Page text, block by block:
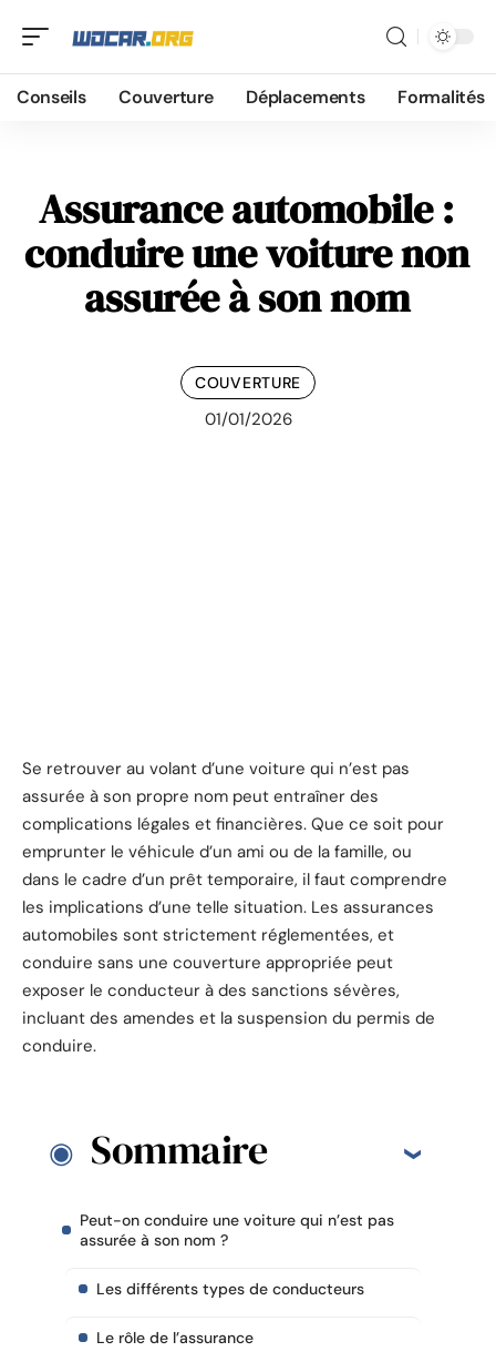
Conseils Couverture Déplacements Formalités
Assurance automobile :
conduire une voiture non
assurée à son nom
COUVERTURE
01/01/2026
Se retrouver au volant d’une voiture qui n’est pas
assurée à son propre nom peut entraîner des
complications légales et financières. Que ce soit pour
emprunter le véhicule d’un ami ou de la famille, ou
dans le cadre d’un prêt temporaire, il faut comprendre
les implications d’une telle situation. Les assurances
automobiles sont strictement réglementées, et
conduire sans une couverture appropriée peut
exposer le conducteur à des sanctions sévères,
incluant des amendes et la suspension du permis de
conduire.
Sommaire
Peut-on conduire une voiture qui n’est pas
assurée à son nom ?
Les différents types de conducteurs
Le rôle de l’assurance